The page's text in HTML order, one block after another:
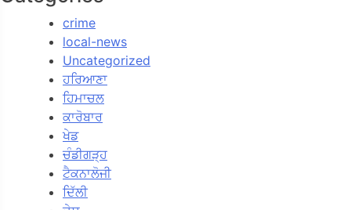
crime
local-news
Uncategorized
ਹਰਿਆਣਾ
ਹਿਮਾਚਲ
ਕਾਰੋਬਾਰ
ਖੇਡ
ਚੰਡੀਗੜ੍ਹ
ਟੈਕਨਾਲੋਜੀ
ਦਿੱਲੀ